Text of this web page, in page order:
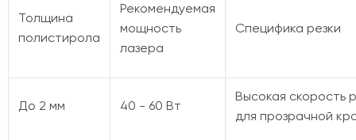
Толщина
полистирола
Рекомендуемая
мощность
лазера
Специфика резки
До 2 мм 40 - 60 Вт
Высокая скорость
для прозрачной